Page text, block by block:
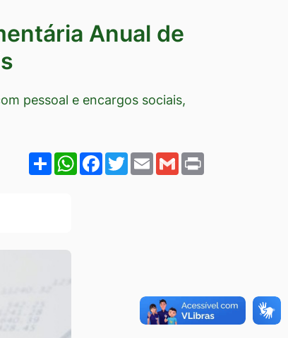
Anual de
pessoal e encargos sociais,
ShareWhatsApp
Facebook
Twitter
EmailGmail